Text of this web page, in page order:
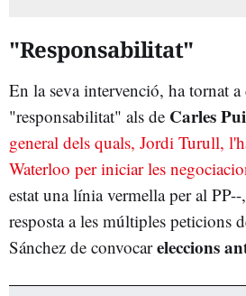
"Responsabilitat"
En la seva intervenció, ha tornat a
"responsabilitat" als de Carles
general dels quals, Jordi Turull,
Waterloo per iniciar les
estat una línia vermella per al
resposta a les múltiples peticions
Sánchez de convocareleccions